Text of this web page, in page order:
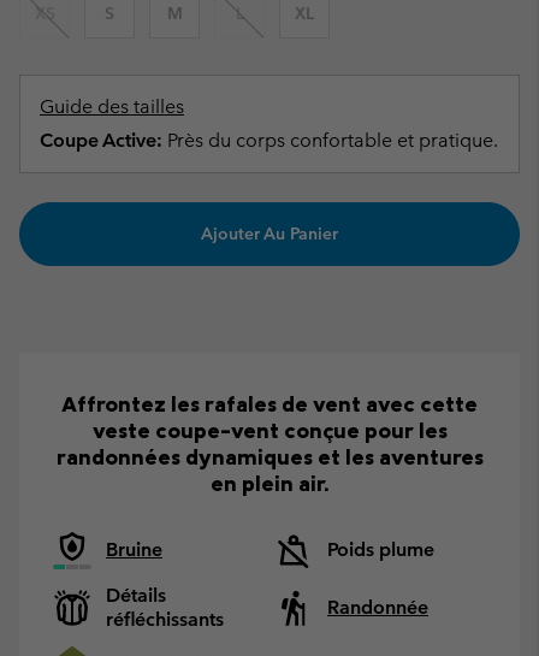
XS S M L XL
Guide des tailles
Coupe Active: Près du corps confortable et pratique.
Ajouter Au Panier
Affrontez les rafales de vent avec cette
veste coupe-vent conçue pour les
randonnées dynamiques et les aventures
en plein air.
Bruine
Poids plume
Détails
réfléchissants
Randonnée